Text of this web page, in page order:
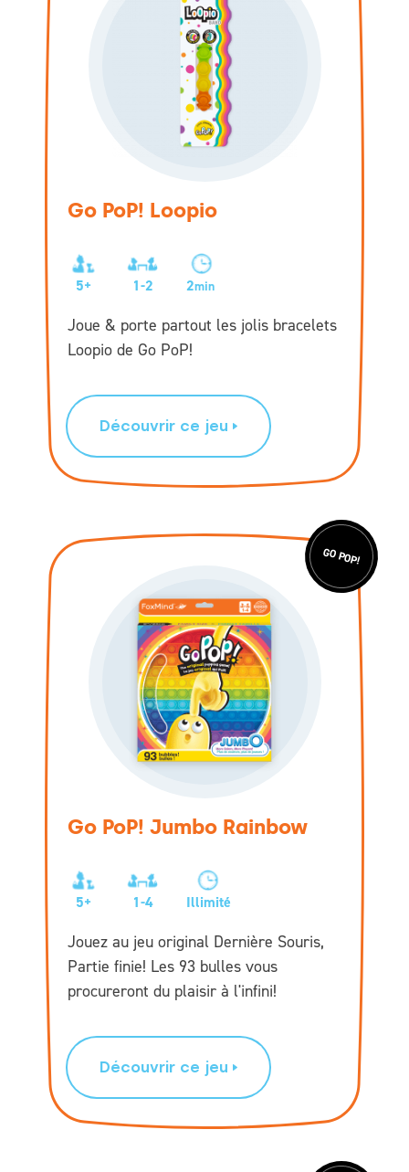
Go PoP! Loopio
5+ 1-2 2min
Joue & porte partout les jolis bracelets
Loopio de Go PoP!
Découvrir ce jeu
GO POP!
Go PoP! Jumbo Rainbow
5+ 1-4 Illimité
Jouez au jeu original Dernière Souris,
Partie finie! Les 93 bulles vous
procureront du plaisir à l'infini!
Découvrir ce jeu